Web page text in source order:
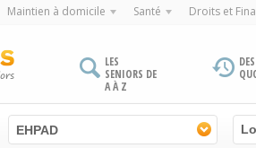
Maintien à domicile Santé Droits et
LES
SENIORS DE
A À Z
EHPAD